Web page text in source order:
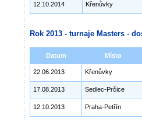
12.10.2014 Křenůvky
Rok 2013 - turnaje Masters -
Datum Místo
22.06.2013 Křenůvky
17.08.2013 Sedlec-Prčice
12.10.2013 Praha-Petřín